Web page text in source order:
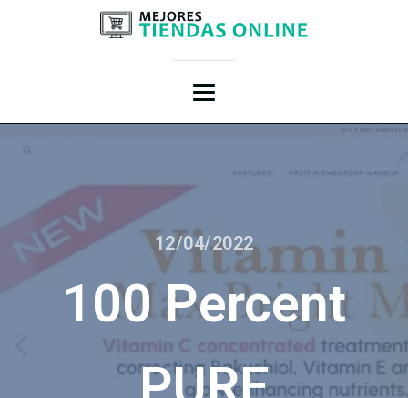
12/04/2022
100 Percent